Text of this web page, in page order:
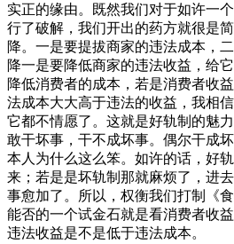
实正的缘由。既然我们对于如许一
行了破解，我们开出的药方就很是
降。一是要提拔商家的违法成本，
降一是要降低商家的违法收益，给
降低消费者的成本，若是消费者收
法成本大大高于违法的收益，我相
它都不情愿了。这就是好轨制的魅
敢干坏事，干不成坏事。偶尔干成
本人为什么这么笨。如许的话，好
来；若是是坏轨制那就麻烦了，进
事愈加了。所以，权衡我们打制《
能否的一个试金石就是看消费者收
违法收益是不是低于违法成本。